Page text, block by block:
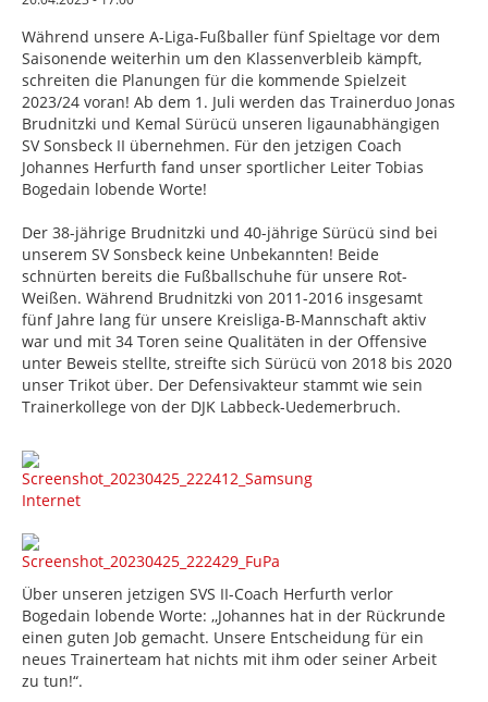
Während unsere A-Liga-Fußballer fünf Spieltage vor dem
Saisonende weiterhin um den Klassenverbleib kämpft,
schreiten die Planungen für die kommende Spielzeit
2023/24 voran! Ab dem 1. Juli werden das Trainerduo Jonas
Brudnitzki und Kemal Sürücü unseren ligaunabhängigen
SV Sonsbeck II übernehmen. Für den jetzigen Coach
Johannes Herfurth fand unser sportlicher Leiter Tobias
Bogedain lobende Worte!
Der 38-jährige Brudnitzki und 40-jährige Sürücü sind bei
unserem SV Sonsbeck keine Unbekannten! Beide
schnürten bereits die Fußballschuhe für unsere Rot-
Weißen. Während Brudnitzki von 2011-2016 insgesamt
fünf Jahre lang für unsere Kreisliga-B-Mannschaft aktiv
war und mit 34 Toren seine Qualitäten in der Offensive
unter Beweis stellte, streifte sich Sürücü von 2018 bis 2020
unser Trikot über. Der Defensivakteur stammt wie sein
Trainerkollege von der DJK Labbeck-Uedemerbruch.
Über unseren jetzigen SVS II-Coach Herfurth verlor
Bogedain lobende Worte: ,,Johannes hat in der Rückrunde
einen guten Job gemacht. Unsere Entscheidung für ein
neues Trainerteam hat nichts mit ihm oder seiner Arbeit
zu tun!“.